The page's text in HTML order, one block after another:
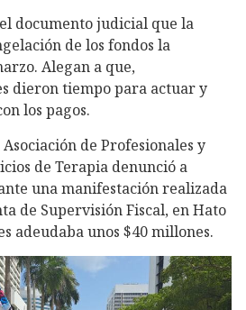
documento judicial que la
de los fondos la
Alegan a que,
dieron tiempo para actuar y
los pagos.
de Profesionales y
de Terapia denunció a
una manifestación realizada
de Supervisión Fiscal, en Hato
adeudaba unos $40 millones.